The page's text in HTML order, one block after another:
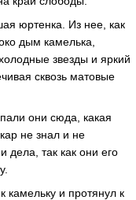
юртенка. Из нее, как
дым камелька,
звезды и яркий
сквозь матовые
они сюда, какая
не знал и не
дела, так как они его
камельку и протянул к